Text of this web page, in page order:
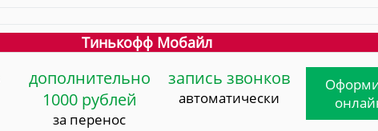
Тинькофф Мобайл
дополнительно
1000 рублей
за перенос
запись звонков
автоматически